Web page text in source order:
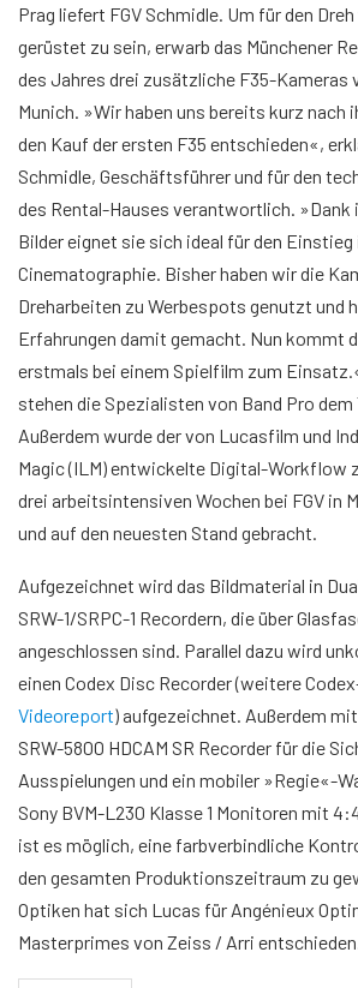
Prag liefert FGV Schmidle. Um für den
gerüstet zu sein, erwarb das Münchener
des Jahres drei zusätzliche F35-Kameras
Munich. »Wir haben uns bereits kurz nach
den Kauf der ersten F35 entschieden«,
Schmidle, Geschäftsführer und für den
des Rental-Hauses verantwortlich. »Dank
Bilder eignet sie sich ideal für den
Cinematographie. Bisher haben wir die
Dreharbeiten zu Werbespots genutzt und
Erfahrungen damit gemacht. Nun kommt
erstmals bei einem Spielfilm zum
stehen die Spezialisten von Band Pro dem
Außerdem wurde der von Lucasfilm und
Magic (ILM) entwickelte Digital-Workflow
drei arbeitsintensiven Wochen bei FGV in
und auf den neuesten Stand gebracht.
Aufgezeichnet wird das Bildmaterial in
SRW-1/SRPC-1 Recordern, die über
angeschlossen sind. Parallel dazu wird
einen Codex Disc Recorder (weitere
Videoreport) aufgezeichnet. Außerdem
SRW-5800 HDCAM SR Recorder für die
Ausspielungen und ein mobiler »Regie«-
Sony BVM-L230 Klasse 1 Monitoren mit
ist es möglich, eine farbverbindliche
den gesamten Produktionszeitraum zu
Optiken hat sich Lucas für Angénieux
Masterprimes von Zeiss / Arri entschieden.